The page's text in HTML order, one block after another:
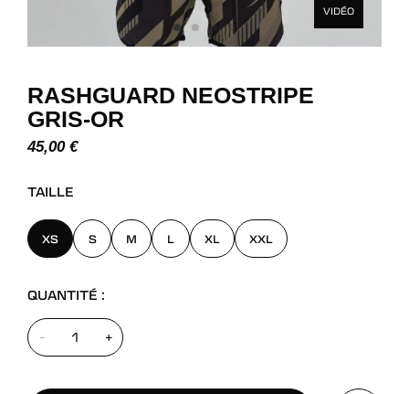
VIDÉO
RASHGUARD NEOSTRIPE
GRIS-OR
45,00 €
TAILLE
XS S M L XL XXL
QUANTITÉ :
- +